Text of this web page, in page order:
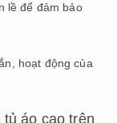
lề để đảm bảo
hoạt động của
áo cao trên